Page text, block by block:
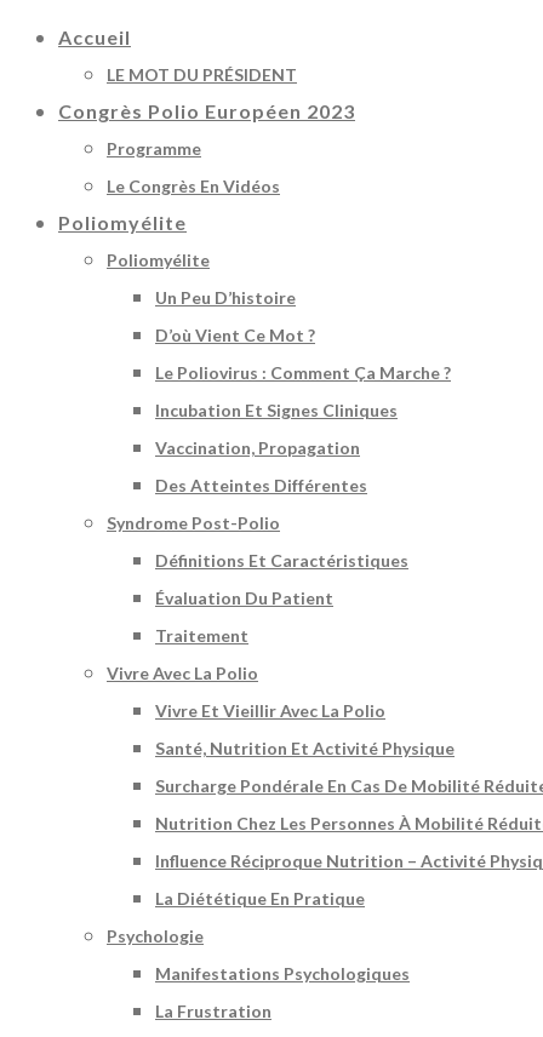
Accueil
LE MOT DU PRÉSIDENT
Congrès Polio Européen 2023
Programme
Le Congrès En Vidéos
Poliomyélite
Poliomyélite
Un Peu D’histoire
D’où Vient Ce Mot ?
Le Poliovirus : Comment Ça Marche ?
Incubation Et Signes Cliniques
Vaccination, Propagation
Des Atteintes Différentes
Syndrome Post-Polio
Définitions Et Caractéristiques
Évaluation Du Patient
Traitement
Vivre Avec La Polio
Vivre Et Vieillir Avec La Polio
Santé, Nutrition Et Activité Physique
Surcharge Pondérale En Cas De Mobilité
Nutrition Chez Les Personnes À Mobilité
Influence Réciproque Nutrition – Activité
La Diététique En Pratique
Psychologie
Manifestations Psychologiques
La Frustration